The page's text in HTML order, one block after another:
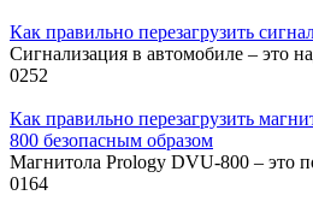
Как правильно перезагрузить
Сигнализация в автомобиле – это
0252
Как правильно перезагрузить
800 безопасным образом
Магнитола Prоlogy DVU-800 – это
0164